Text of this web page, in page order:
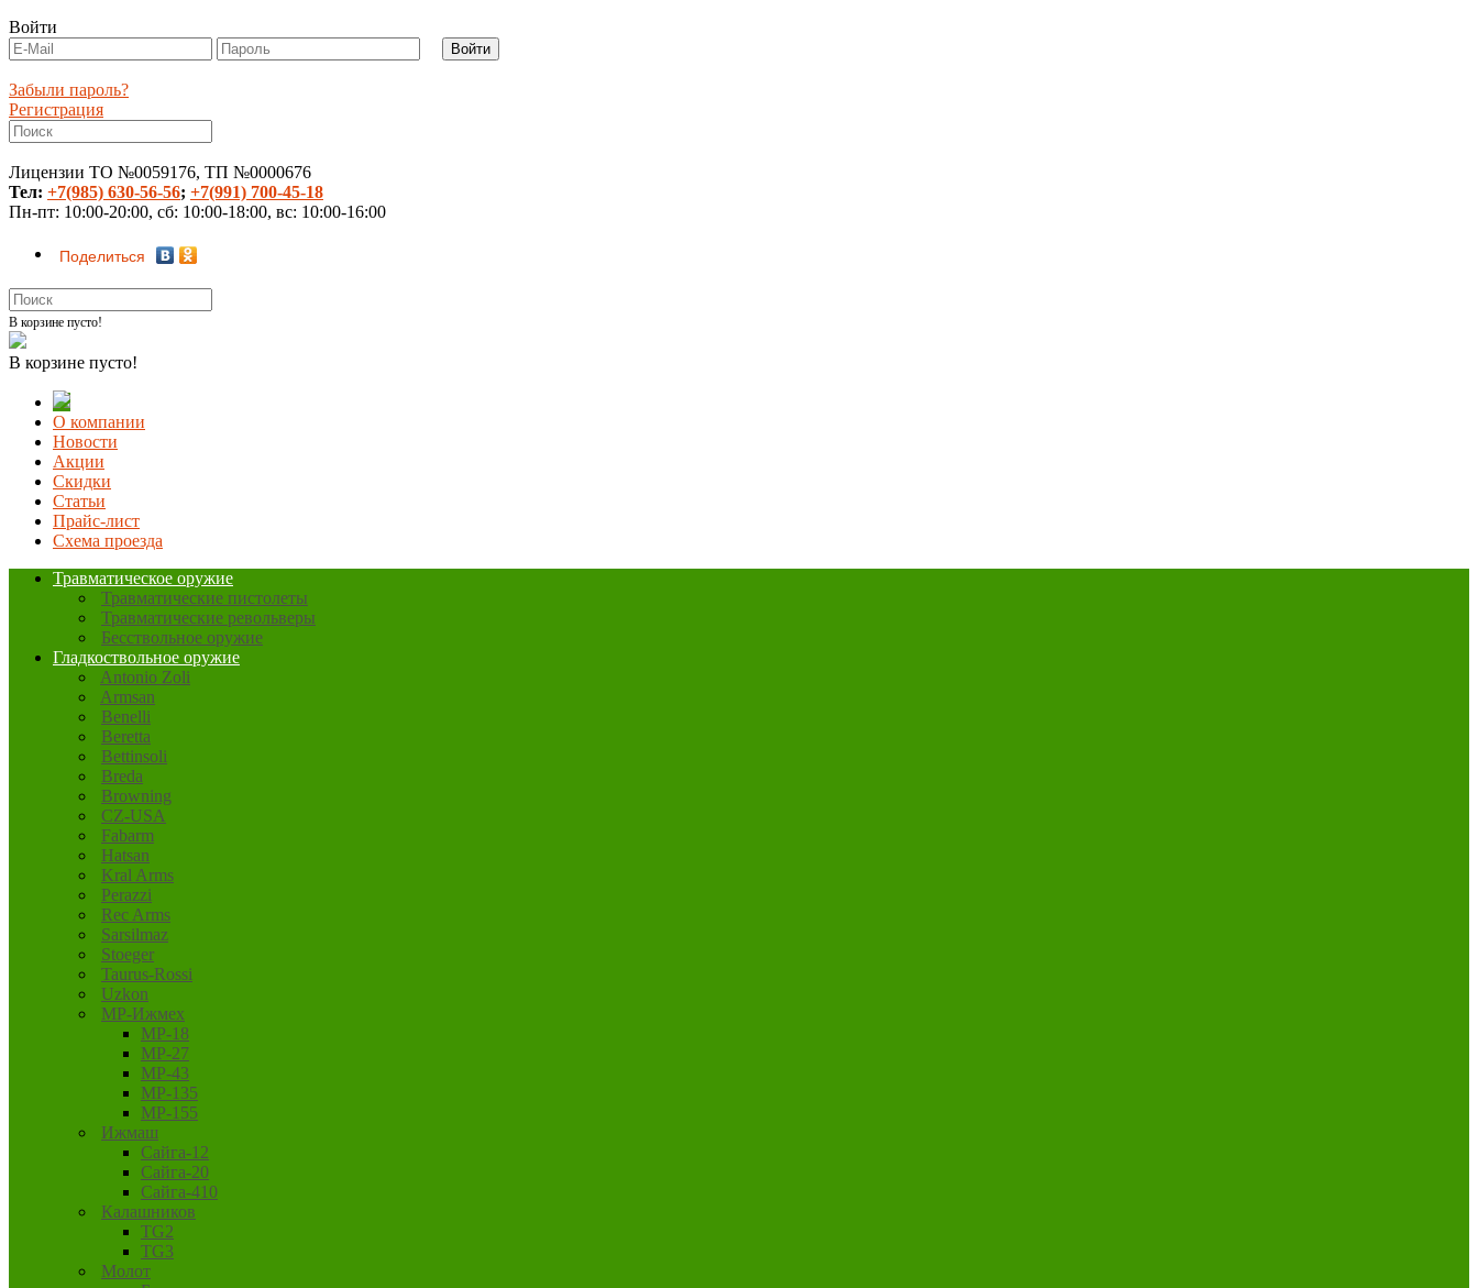
Войти
Забыли пароль?
Регистрация
Лицензии ТО №0059176, ТП №0000676
Тел: +7(985) 630-56-56; +7(991) 700-45-18
Пн-пт: 10:00-20:00, сб: 10:00-18:00, вс: 10:00-16:00
Поделиться
В корзине пусто!
В корзине пусто!
О компании
Новости
Акции
Скидки
Статьи
Прайс-лист
Схема проезда
Травматическое оружие
Травматические пистолеты
Травматические револьверы
Бесствольное оружие
Гладкоствольное оружие
Antonio Zoli
Armsan
Benelli
Beretta
Bettinsoli
Breda
Browning
CZ-USA
Fabarm
Hatsan
Kral Arms
Perazzi
Rec Arms
Sarsilmaz
Stoeger
Taurus-Rossi
Uzkon
MP-Ижмех
MP-18
MP-27
MP-43
MP-135
MP-155
Ижмаш
Сайга-12
Сайга-20
Сайга-410
Калашников
TG2
TG3
Молот